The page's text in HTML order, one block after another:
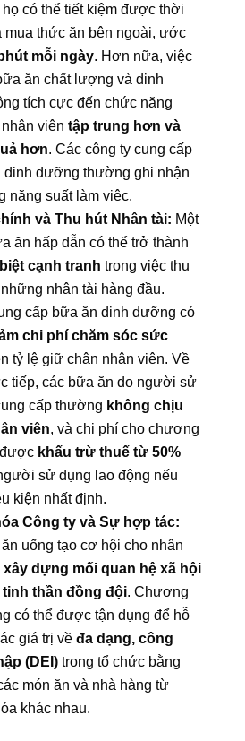
có thể tiết kiệm được thời
mua thức ăn bên ngoài, ước
mỗi ngày. Hơn nữa, việc
ăn chất lượng và dinh
tích cực đến chức năng
viên tập trung hơn và
hơn. Các công ty cung cấp
dinh dưỡng thường ghi nhận
năng suất làm việc.
và Thu hút Nhân tài: Một
ăn hấp dẫn có thể trở thành
cạnh tranh trong việc thu
nhân tài hàng đầu.
cấp bữa ăn dinh dưỡng có
chi phí chăm sóc sức
tỷ lệ giữ chân nhân viên. Về
tiếp, các bữa ăn do người sử
cấp thường không chịu
viên, và chi phí cho chương
khấu trừ thuế từ 50%
sử dụng lao động nếu
kiện nhất định.
Công ty và Sự hợp tác:
uống tạo cơ hội cho nhân
dựng mối quan hệ xã hội
thần đồng đội. Chương
có thể được tận dụng để hỗ
giá trị về đa dạng, công
(DEI)trong tổ chức bằng
món ăn và nhà hàng từ
khác nhau.